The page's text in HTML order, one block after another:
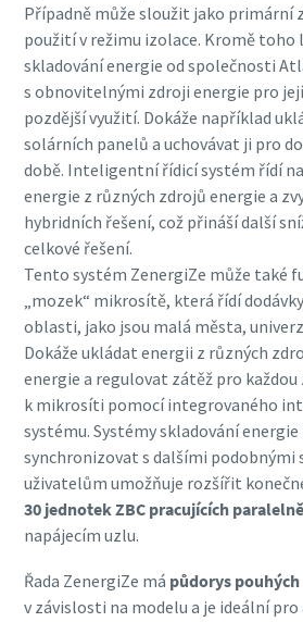
Případně může sloužit jako primární
použití v režimu izolace. Kromě toho
skladování energie od společnosti
s obnovitelnými zdroji energie pro
pozdější využití. Dokáže například
solárních panelů a uchovávat ji pro
době. Inteligentní řídicí systém řídí
energie z různých zdrojů energie a
hybridních řešení, což přináší další
celkové řešení.
Tento systém ZenergiZe může také
„mozek“ mikrosítě, která řídí
oblasti, jako jsou malá města,
Dokáže ukládat energii z různých
energie a regulovat zátěž pro
k mikrosíti pomocí integrovaného
systému. Systémy skladování
synchronizovat s dalšími podobnými
uživatelům umožňuje rozšířit
30 jednotek ZBC pracujících paralelně
napájecím uzlu.
Řada ZenergiZe má půdorys pouhých
v závislosti na modelu a je ideální